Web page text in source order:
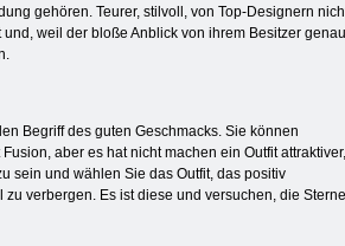
gehören. Teurer, stilvoll, von Top-Designern
weil der bloße Anblick von ihrem Besitzer genau
Begriff des guten Geschmacks. Sie können
aber es hat nicht machen ein Outfit attraktiver,
sein und wählen Sie das Outfit, das positiv
verbergen. Es ist diese und versuchen, die